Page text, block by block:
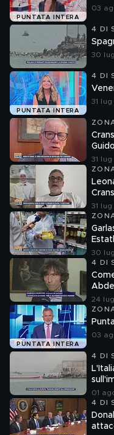
PUNTATA INTERA
03
4 DI
30
PUNTATA INTERA
4 DI
31
31
31
30
4 DI
24
PUNTATA INTERA
03
4 DI
01
4 DI